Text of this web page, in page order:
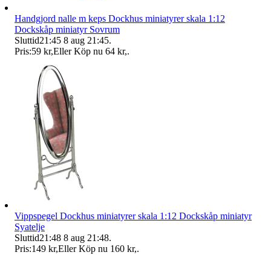
Handgjord nalle m keps Dockhus miniatyrer skala 1:12
Dockskåp miniatyr Sovrum
Sluttid21:45 8 aug 21:45.
Pris:59 kr,Eller Köp nu 64 kr,.
Vippspegel Dockhus miniatyrer skala 1:12 Dockskåp miniatyr
Syatelje
Sluttid21:48 8 aug 21:48.
Pris:149 kr,Eller Köp nu 160 kr,.